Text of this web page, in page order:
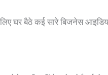
घर बैठे कई सारे बिजनेस